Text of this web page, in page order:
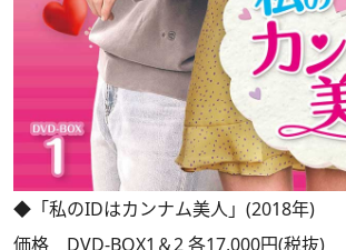
◆「私のIDはカンナム美人」(2018年)
価格 DVD-BOX1＆2 各17,000円(税抜)